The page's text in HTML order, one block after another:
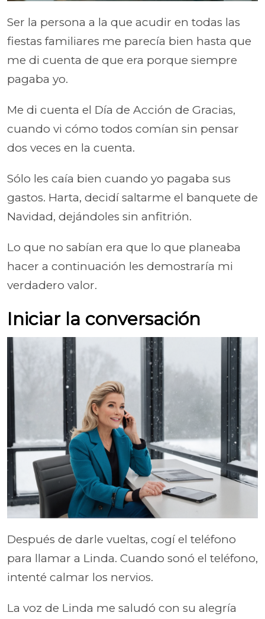
Ser la persona a la que acudir en todas las
fiestas familiares me parecía bien hasta que
me di cuenta de que era porque siempre
pagaba yo.
Me di cuenta el Día de Acción de Gracias,
cuando vi cómo todos comían sin pensar
dos veces en la cuenta.
Sólo les caía bien cuando yo pagaba sus
gastos. Harta, decidí saltarme el banquete de
Navidad, dejándoles sin anfitrión.
Lo que no sabían era que lo que planeaba
hacer a continuación les demostraría mi
verdadero valor.
Iniciar la conversación
Después de darle vueltas, cogí el teléfono
para llamar a Linda. Cuando sonó el teléfono,
intenté calmar los nervios.
La voz de Linda me saludó con su alegría